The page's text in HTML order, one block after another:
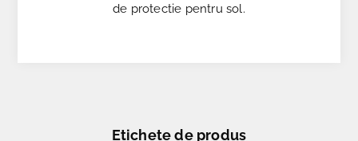
de protectie pentru sol.
Etichete de produs